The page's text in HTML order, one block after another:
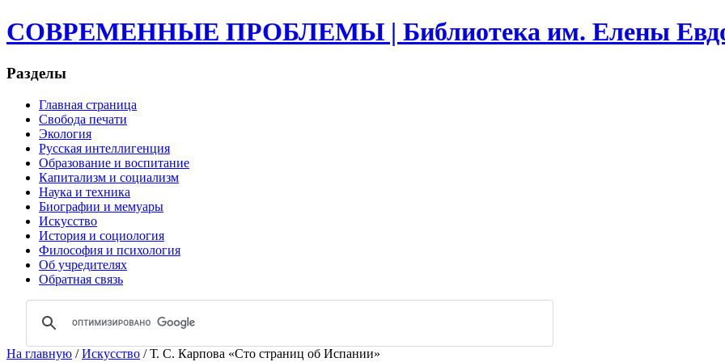
СОВРЕМЕННЫЕ ПРОБЛЕМЫ | Библиотека им. Елены
Разделы
Главная страница
Свобода печати
Экология
Русская интеллигенция
Образование и воспитание
Капитализм и социализм
Наука и техника
Биографии и мемуары
Искусство
История и социология
Философия и психология
Об учредителях
Обратная связь
На главную /Искусство / Т. С. Карпова «Сто страниц об Испании»